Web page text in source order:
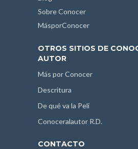
Sobre Conocer
MásporConocer
OTROS SITIOS DE
AUTOR
Más por Conocer
Descritura
De qué va la Peli
Conoceralautor R.D.
CONTACTO